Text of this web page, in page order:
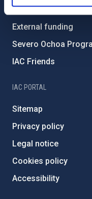
IAC Projects
External funding
Severo Ochoa
IAC Friends
IAC PORTAL
Sitemap
Privacy policy
Legal notice
Cookies policy
Accessibility